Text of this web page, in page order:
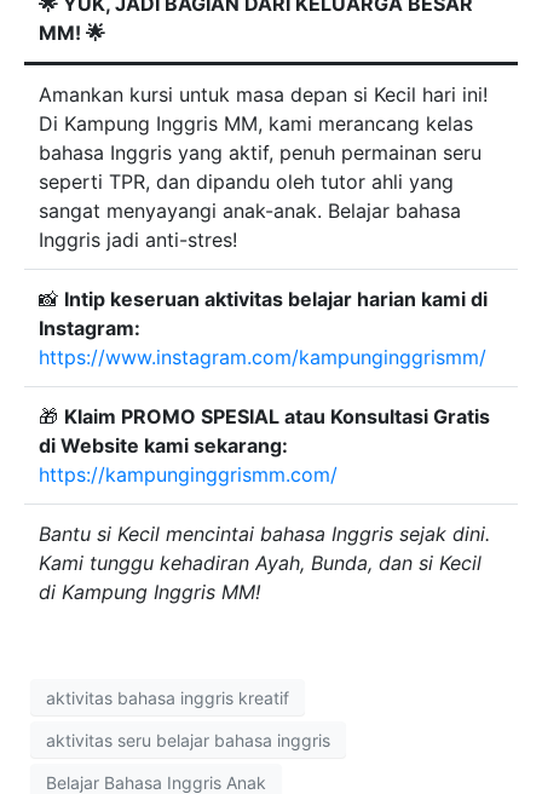
MM! 🌟
Amankan kursi untuk masa depan si Kecil hari ini!
Di Kampung Inggris MM, kami merancang kelas
bahasa Inggris yang aktif, penuh permainan seru
seperti TPR, dan dipandu oleh tutor ahli yang
sangat menyayangi anak-anak. Belajar bahasa
Inggris jadi anti-stres!
📸 Intip keseruan aktivitas belajar harian kami di
Instagram:
https://www.instagram.com/kampunginggrismm/
🎁 Klaim PROMO SPESIAL atau Konsultasi Gratis
di Website kami sekarang:
https://kampunginggrismm.com/
Bantu si Kecil mencintai bahasa Inggris sejak dini.
Kami tunggu kehadiran Ayah, Bunda, dan si Kecil
di Kampung Inggris MM!
aktivitas bahasa inggris kreatif
aktivitas seru belajar bahasa inggris
Belajar Bahasa Inggris Anak